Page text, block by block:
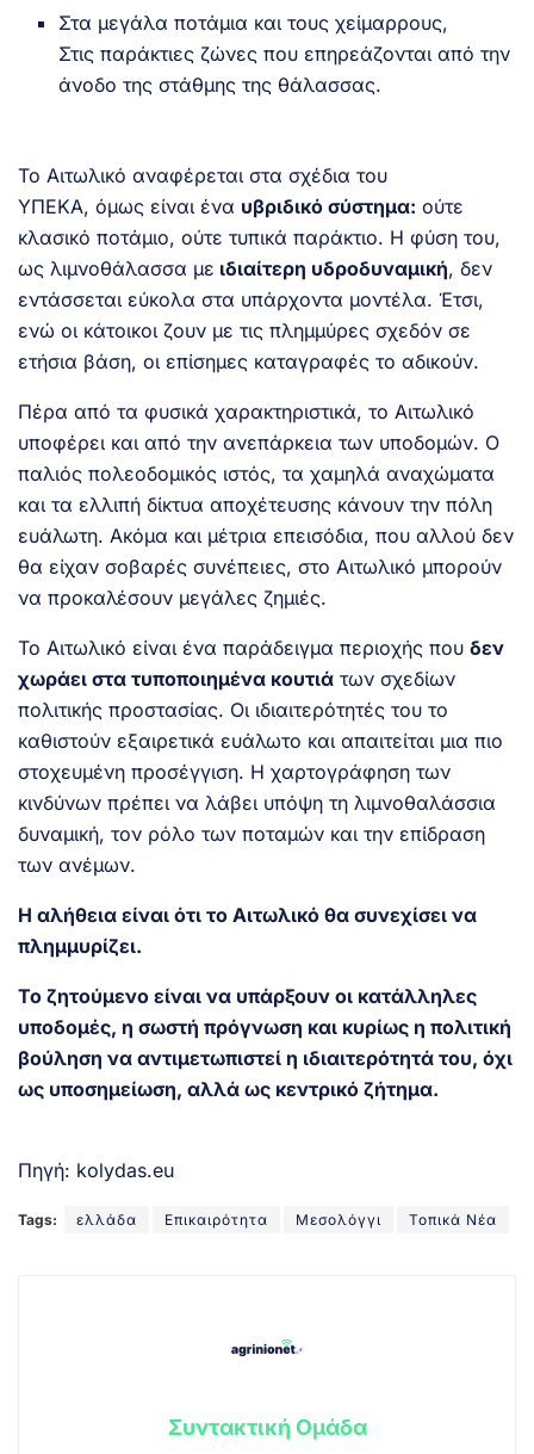
Στα μεγάλα ποτάμια και τους χείμαρρους,
Στις παράκτιες ζώνες που επηρεάζονται από την
άνοδο της στάθμης της θάλασσας.
Το Αιτωλικό αναφέρεται στα σχέδια του
ΥΠΕΚΑ, όμως είναι ένα υβριδικό σύστημα: ούτε
κλασικό ποτάμιο, ούτε τυπικά παράκτιο. Η φύση του,
ως λιμνοθάλασσα με ιδιαίτερη υδροδυναμική, δεν
εντάσσεται εύκολα στα υπάρχοντα μοντέλα. Έτσι,
ενώ οι κάτοικοι ζουν με τις πλημμύρες σχεδόν σε
ετήσια βάση, οι επίσημες καταγραφές το αδικούν.
Πέρα από τα φυσικά χαρακτηριστικά, το Αιτωλικό
υποφέρει και από την ανεπάρκεια των υποδομών. Ο
παλιός πολεοδομικός ιστός, τα χαμηλά αναχώματα
και τα ελλιπή δίκτυα αποχέτευσης κάνουν την πόλη
ευάλωτη. Ακόμα και μέτρια επεισόδια, που αλλού δεν
θα είχαν σοβαρές συνέπειες, στο Αιτωλικό μπορούν
να προκαλέσουν μεγάλες ζημιές.
Το Αιτωλικό είναι ένα παράδειγμα περιοχής που δεν
χωράει στα τυποποιημένα κουτιά των σχεδίων
πολιτικής προστασίας. Οι ιδιαιτερότητές του το
καθιστούν εξαιρετικά ευάλωτο και απαιτείται μια πιο
στοχευμένη προσέγγιση. Η χαρτογράφηση των
κινδύνων πρέπει να λάβει υπόψη τη λιμνοθαλάσσια
δυναμική, τον ρόλο των ποταμών και την επίδραση
των ανέμων.
Η αλήθεια είναι ότι το Αιτωλικό θα συνεχίσει να
πλημμυρίζει.
Το ζητούμενο είναι να υπάρξουν οι κατάλληλες
υποδομές, η σωστή πρόγνωση και κυρίως η πολιτική
βούληση να αντιμετωπιστεί η ιδιαιτερότητά του, όχι
ως υποσημείωση, αλλά ως κεντρικό ζήτημα.
Πηγή: kolydas.eu
Tags: ελλάδα Επικαιρότητα Μεσολόγγι Τοπικά Νέα
Συντακτική Ομάδα